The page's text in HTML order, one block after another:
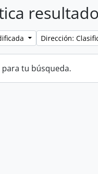
Dirección:
tu búsqueda.